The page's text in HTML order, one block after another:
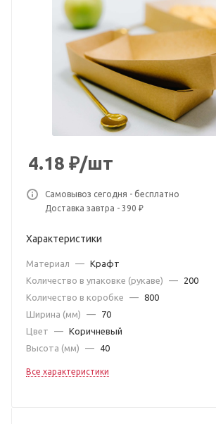
4.18 ₽/шт
Самовывоз сегодня - бесплатно
Доставка завтра - 390 ₽
Характеристики
Материал — Крафт
Количество в упаковке (рукаве)
—
200
Количество в коробке
— 800
Ширина (мм)
—
70
Цвет
— Коричневый
Высота (мм)
— 40
Все характеристики